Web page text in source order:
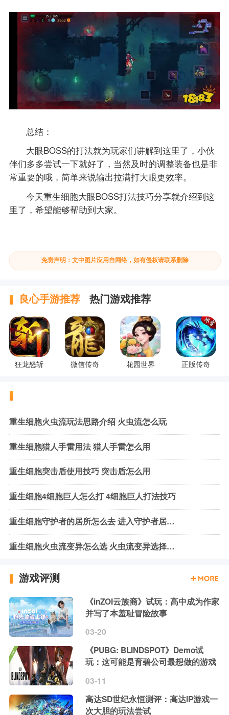
总结：
大眼BOSS的打法就为玩家们讲解到这里了，小伙
伴们多多尝试一下就好了，当然及时的调整装备也是非
常重要的哦，简单来说输出拉满打大眼更效率。
今天重生细胞大眼BOSS打法技巧分享就介绍到这
里了，希望能够帮助到大家。
免责声明：文中图片应用自网络，如有侵权请联系删除
良心手游推荐 热门游戏推荐
狂龙怒斩 微信传奇 花园世界 正版传奇
重生细胞火虫流玩法思路介绍 火虫流怎么玩
重生细胞猎人手雷用法 猎人手雷怎么用
重生细胞突击盾使用技巧 突击盾怎么用
重生细胞4细胞巨人怎么打 4细胞巨人打法技巧
重生细胞守护者的居所怎么去 进入守护者居所方法介绍
重生细胞火虫流变异怎么选 火虫流变异选择攻略
游戏评测
《inZOI云族裔》试玩：高中成为作家
并写了本羞耻冒险故事
03-20
《PUBG: BLINDSPOT》Demo试
玩：这可能是育碧公司最想做的游戏
03-11
高达SD世纪永恒测评：高达IP游戏一
次大胆的玩法尝试